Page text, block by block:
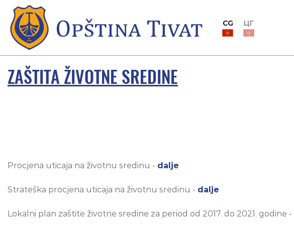
CG ЦГ
ZAŠTITA ŽIVOTNE SREDINE
Procjena uticaja na životnu sredinu - dalje
Strateška procjena uticaja na životnu sredinu - dalje
Lokalni plan zaštite životne sredine za period od 2017. do 2021. godine -